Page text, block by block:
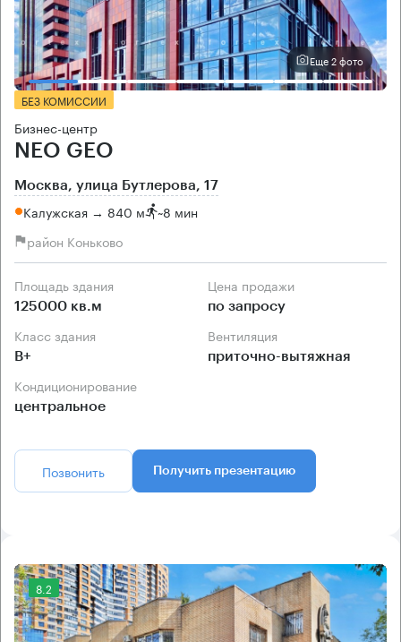
Еще 2 фото
БЕЗ КОМИССИИ
Бизнес-центр
NEO GEO
Москва, улица Бутлерова, 17
Калужская → 840 м ~8 мин
район Коньково
Площадь здания
125000 кв.м
Цена продажи
по запросу
Класс здания
B+
Вентиляция
приточно-вытяжная
Кондиционирование
центральное
Позвонить Получить презентацию
8.2